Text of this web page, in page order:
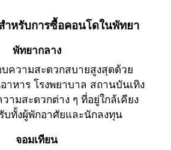
หรับการซื้อคอนโดในพัทยา
พัทยากลาง
ความสะดวกสบายสูงสุดด้วย
าหาร โรงพยาบาล สถานบันเทิง
ามสะดวกต่าง ๆ ที่อยู่ใกล้เคียง
บทั้งผู้พักอาศัยและนักลงทุน
จอมเทียน